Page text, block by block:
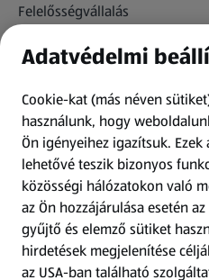
Felelősségvállalás
Információk
Kérdőív
Fizetési lehetőségek
ALDI utalványok
Árcsökkentés
Adatvédelmi
Cookie-kat (más néven
használunk, hogy
Ön igényeihez igazítsuk.
lehetővé teszik bizonyos
közösségi hálózatokon való
az Ön hozzájárulása esetén
gyűjtő és elemző sütiket
hirdetések megjelenítése
az USA-ban található